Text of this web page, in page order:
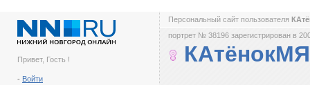
Привет, Гость !
- Войти
Персональный сайт пользователя
портрет № 38196 зарегистрирован в